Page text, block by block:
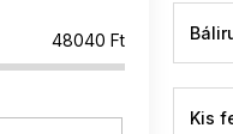
48040 Ft
Kis